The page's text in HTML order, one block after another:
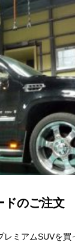
ドのご注文
ミアムSUVを買